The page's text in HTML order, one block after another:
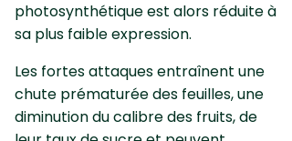
photosynthétique est alors réduite à
sa plus faible expression.
Les fortes attaques entraînent une
chute prématurée des feuilles, une
diminution du calibre des fruits, de